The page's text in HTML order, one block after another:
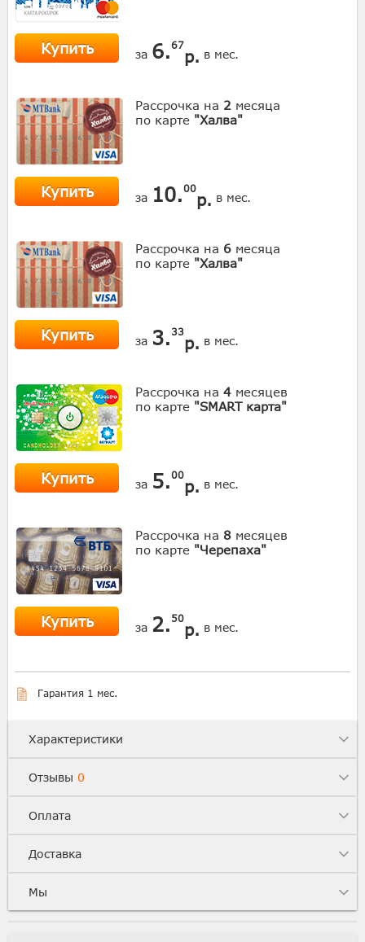
Купить за 6.67
р. в мес.
Рассрочка на 2 месяца
по карте "Халва"
Купить за 10.00
р. в мес.
Рассрочка на 6 месяца
по карте "Халва"
Купить за 3. 33
р. в мес.
Рассрочка на 4 месяцев
по карте "SMART карта"
Купить за 5.00
р. в мес.
Рассрочка на 8 месяцев
по карте "Черепаха"
Купить за 2. 50
р. в мес.
Гарантия 1 мес.
Характеристики
Отзывы 0
Оплата
Доставка
Мы